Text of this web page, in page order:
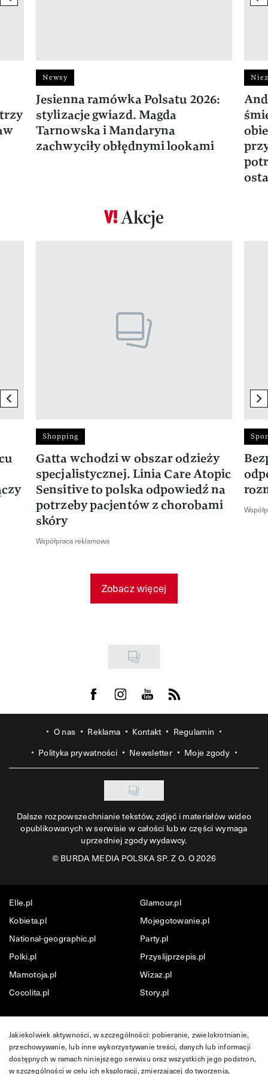
Newsy
Jesienna ramówka Polsatu 2026:
stylizacje gwiazd. Magda
Tarnowska i Mandaryna
zachwyciły obłędnymi lookami
Akcje
previous element
Shopping
Gatta wchodzi w obszar odzieży
specjalistycznej. Linia Care Atopic
Sensitive to polska odpowiedź na
potrzeby pacjentów z chorobami
skóry
Współpraca reklamowa
Zobacz więcej
Visit us on Facebook
Visit us on Instagram
Visit us on Youtube
Visit us on Rss
O nas Reklama Kontakt
Regulamin
Polityka prywatności
Newsletter Moje zgody
Dalsze rozpowszechnianie tekstów, zdjęć i materiałów wideo
opublikowanych w serwisie w całości lub w części wymaga
uprzedniej zgody wydawcy.
©BURDA MEDIA POLSKA SP. Z O. O 2026
Elle.pl
Glamour.pl
Kobieta.pl
Mojegotowanie.pl
National-geographic.pl
Party.pl
Polki.pl
Przyslijprzepis.pl
Mamotoja.pl
Wizaz.pl
Cocolita.pl
Story.pl
Jakiekolwiek aktywności, w szczególności: pobieranie, zwielokrotnianie,
przechowywanie, lub inne wykorzystywanie treści, danych lub informacji
dostępnych w ramach niniejszego serwisu oraz wszystkich jego podstron,
w szczególności w celu ich eksploracji, zmierzającej do tworzenia,